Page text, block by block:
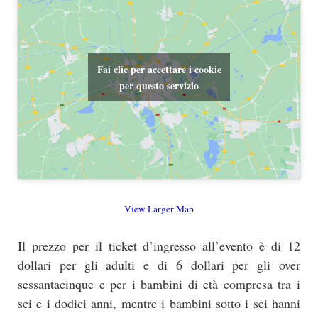
Fai clic per accettare i cookie
per questo servizio
View Larger Map
Il prezzo per il ticket d’ingresso all’evento è di 12
dollari per gli adulti e di 6 dollari per gli over
sessantacinque e per i bambini di età compresa tra i
sei e i dodici anni, mentre i bambini sotto i sei hanni